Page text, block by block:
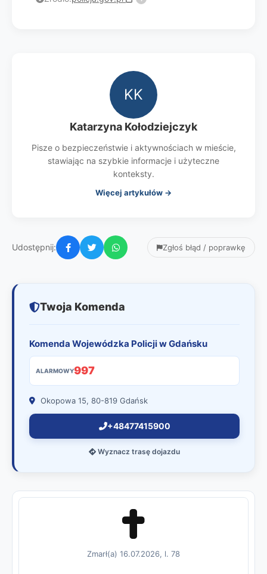
KK
Katarzyna Kołodziejczyk
Pisze o bezpieczeństwie i aktywnościach w mieście,
stawiając na szybkie informacje i użyteczne
konteksty.
Więcej artykułów →
Udostępnij: Zgłoś błąd / poprawkę
Twoja Komenda
Komenda Wojewódzka Policji w Gdańsku
ALARMOWY997
Okopowa 15, 80-819 Gdańsk
+48477415900
Wyznacz trasę dojazdu
Zmarł(a) 16.07.2026, l. 78